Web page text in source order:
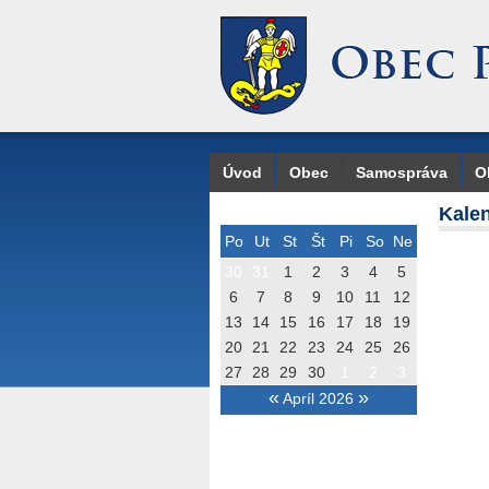
Úvod Obec Samospráva
Po Ut St Št Pi So Ne
« Apríl 2026 »
1 2 3 4
5
6
7 8 9 10 11
12
13
14 15 16 17 18
19
20
21 22 23 24 25
26
27
28 29 30